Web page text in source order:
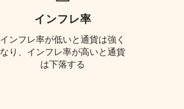
インフレ率
インフレ率が低いと通貨は強く
なり、インフレ率が高いと通貨
は下落する